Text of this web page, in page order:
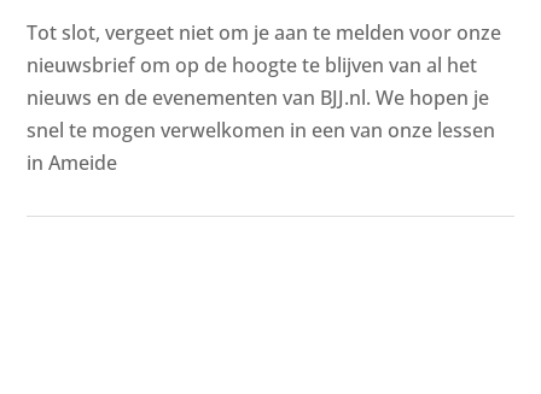
Tot slot, vergeet niet om je aan te melden voor onze
nieuwsbrief om op de hoogte te blijven van al het
nieuws en de evenementen van BJJ.nl. We hopen je
snel te mogen verwelkomen in een van onze lessen
in Ameide